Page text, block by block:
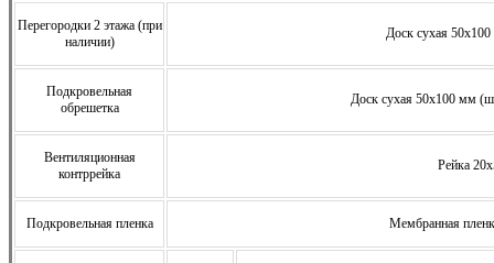
Перегородки 2 этажа (при
наличии)
Доск сухая
Подкровельная
обрешетка
Доск сухая 50х100 мм
Вентиляционная
контррейка
Рейка
Подкровельная пленка Мембранная